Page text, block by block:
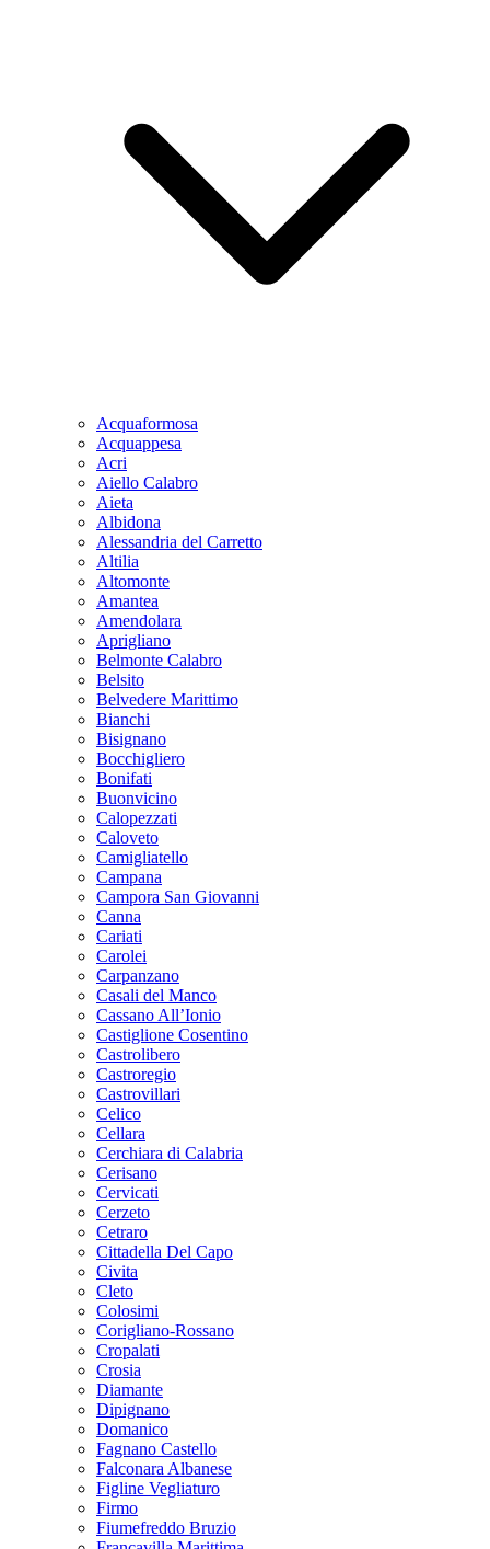
Acquaformosa
Acquappesa
Acri
Aiello Calabro
Aieta
Albidona
Alessandria del Carretto
Altilia
Altomonte
Amantea
Amendolara
Aprigliano
Belmonte Calabro
Belsito
Belvedere Marittimo
Bianchi
Bisignano
Bocchigliero
Bonifati
Buonvicino
Calopezzati
Caloveto
Camigliatello
Campana
Campora San Giovanni
Canna
Cariati
Carolei
Carpanzano
Casali del Manco
Cassano All’Ionio
Castiglione Cosentino
Castrolibero
Castroregio
Castrovillari
Celico
Cellara
Cerchiara di Calabria
Cerisano
Cervicati
Cerzeto
Cetraro
Cittadella Del Capo
Civita
Cleto
Colosimi
Corigliano-Rossano
Cropalati
Crosia
Diamante
Dipignano
Domanico
Fagnano Castello
Falconara Albanese
Figline Vegliaturo
Firmo
Fiumefreddo Bruzio